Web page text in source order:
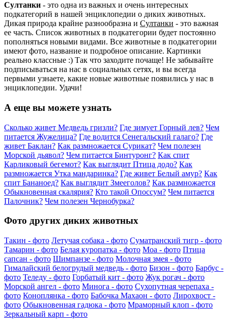
Султанки - это одна из важных и очень интересных
подкатегорий в нашей энциклопедии о диких животных.
Дикая природа крайне разнообразна и Султанки - это важная
ее часть. Список животных в подкатегории будет постоянно
пополняться новыми видами. Все животные в подкатегории
имеют фото, название и подробное описание. Картинки
реально классные :) Так что заходите почаще! Не забывайте
подписываться на нас в социальных сетях, и вы всегда
первыми узнаете, какие новые животные появились у нас в
энциклопедии. Удачи!
А еще вы можете узнать
Сколько живет Медведь гризли? Где зимует Горный лев? Чем
питается Жужелица? Где водится Сенегальский галаго? Где
живет Баклан? Как размножается Сурикат? Чем полезен
Морской дьявол? Чем питается Бинтуронг? Как спит
Карликовый бегемот? Как выглядит Птица додо? Как
размножается Утка мандаринка? Где живет Белый амур? Как
спит Бананоед? Как выглядит Змееголов? Как размножается
Обыкновенная скалярия? Кто такой Опоссум? Чем питается
Палочник? Чем полезен Чернобурка?
Фото других диких животных
Такин - фото Летучая собака - фото Суматранский тигр - фото
Тамарин - фото Белая куропатка - фото Моа - фото Птица
сапсан - фото Шимпанзе - фото Молочная змея - фото
Гималайский белогрудый медведь - фото Бизон - фото Барбус -
фото Теледу - фото Горбатый кит - фото Жук рогач - фото
Морской ангел - фото Минога - фото Сухопутная черепаха -
фото Коноплянка - фото Бабочка Махаон - фото Лирохвост -
фото Обыкновенная гадюка - фото Мраморный клоп - фото
Зеркальный карп - фото